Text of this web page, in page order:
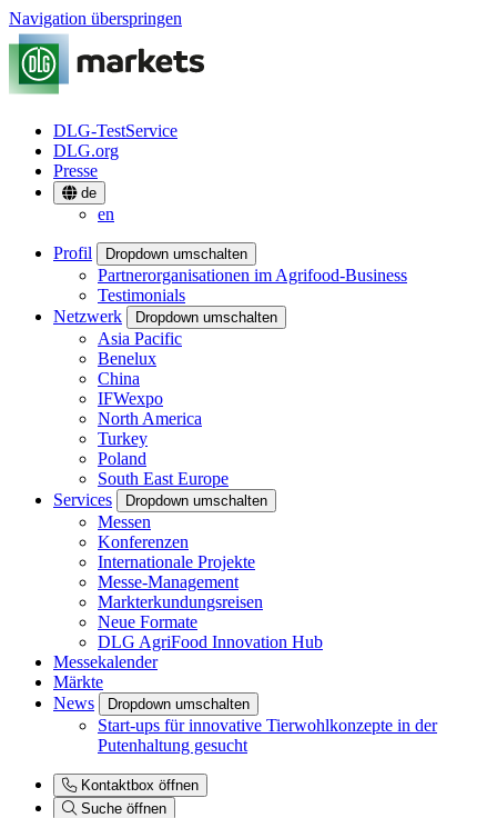
Navigation überspringen
DLG-TestService
DLG.org
Presse
de
en
Profil Dropdown umschalten
Partnerorganisationen im Agrifood-Business
Testimonials
Netzwerk
Dropdown umschalten
Asia Pacific
Benelux
China
IFWexpo
North America
Turkey
Poland
South East Europe
Services
Dropdown umschalten
Messen
Konferenzen
Internationale Projekte
Messe-Management
Markterkundungsreisen
Neue Formate
DLG AgriFood Innovation Hub
Messekalender
Märkte
News
Dropdown umschalten
Start-ups für innovative Tierwohlkonzepte in der
Putenhaltung gesucht
Kontaktbox öffnen
Suche öffnen